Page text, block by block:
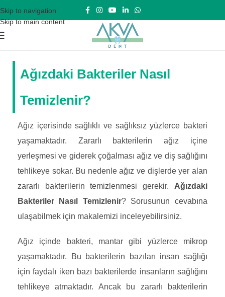
Skip to navigation
Skip to main content
Ağızdaki Bakteriler Nasıl
Temizlenir?
Ağız içerisinde sağlıklı ve sağlıksız yüzlerce bakteri
yaşamaktadır. Zararlı bakterilerin ağız içine
yerleşmesi ve giderek çoğalması ağız ve diş sağlığını
tehlikeye sokar. Bu nedenle ağız ve dişlerde yer alan
zararlı bakterilerin temizlenmesi gerekir. Ağızdaki
Bakteriler Nasıl Temizlenir? Sorusunun cevabına
ulaşabilmek için makalemizi inceleyebilirsiniz.
Ağız içinde bakteri, mantar gibi yüzlerce mikrop
yaşamaktadır. Bu bakterilerin bazıları insan sağlığı
için faydalı iken bazı bakterilerde insanların sağlığını
tehlikeye atmaktadır. Ancak bu zararlı bakterilerin